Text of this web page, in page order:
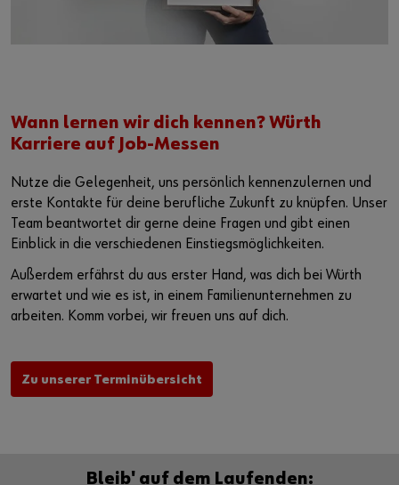
Wann lernen wir dich kennen? Würth
Karriere auf Job-Messen
Nutze die Gelegenheit, uns persönlich kennenzulernen und
erste Kontakte für deine berufliche Zukunft zu knüpfen. Unser
Team beantwortet dir gerne deine Fragen und gibt einen
Einblick in die verschiedenen Einstiegsmöglichkeiten.
Außerdem erfährst du aus erster Hand, was dich bei Würth
erwartet und wie es ist, in einem Familienunternehmen zu
arbeiten. Komm vorbei, wir freuen uns auf dich.
Zu unserer Terminübersicht
Bleib' auf dem Laufenden: